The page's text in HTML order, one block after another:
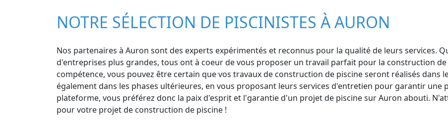
NOTRE SÉLECTION DE PISCINISTES À AURON
Nos partenaires à Auron sont des experts expérimentés et reconnus pour la qualité de leurs services.
d'entreprises plus grandes, tous ont à coeur de vous proposer un travail parfait pour la construction
compétence, vous pouvez être certain que vos travaux de construction de piscine seront réalisés dans
également dans les phases ultérieures, en vous proposant leurs services d'entretien pour garantir une
plateforme, vous préférez donc la paix d'esprit et l'garantie d'un projet de piscine sur Auron abouti.
pour votre projet de construction de piscine !